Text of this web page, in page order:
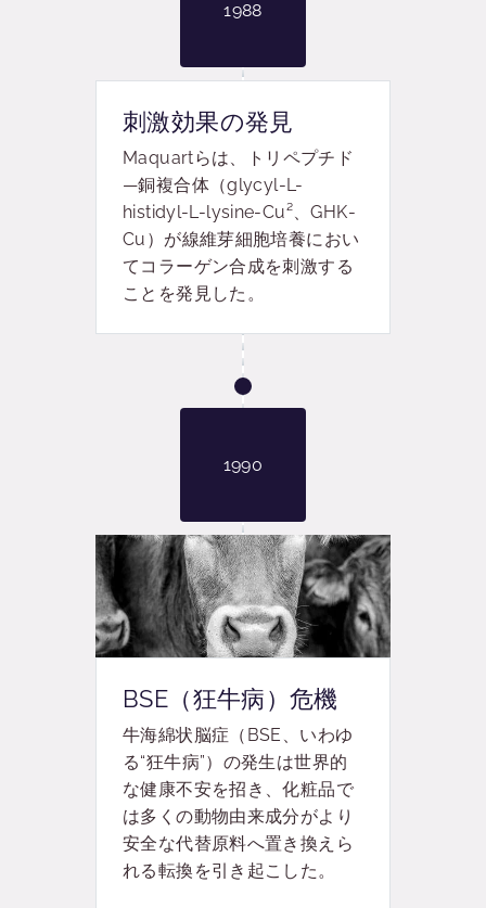
刺激効果の発見
Maquartらは、トリペプチド
—銅複合体（glycyl-L-
histidyl-L-lysine-Cu²、GHK-
Cu）が線維芽細胞培養におい
てコラーゲン合成を刺激する
ことを発見した。
1988
BSE（狂牛病）危機
牛海綿状脳症（ BSE 、いわゆ
る“狂牛病”）の発生は世界的
な健康不安を招き、化粧品で
は多くの動物由来成分がより
安全な代替原料へ置き換えら
れる転換を引き起こ した。
1990